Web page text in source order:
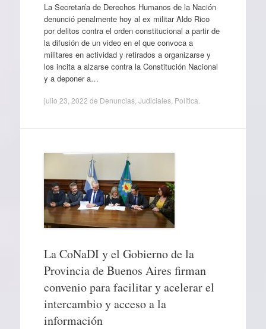
La Secretaría de Derechos Humanos de la Nación
denunció penalmente hoy al ex militar Aldo Rico
por delitos contra el orden constitucional a partir de
la difusión de un video en el que convoca a
militares en actividad y retirados a organizarse y
los incita a alzarse contra la Constitución Nacional
y a deponer a…
julio 23, 2022 de Denuncias, Judiciales, Política
La CoNaDI y el Gobierno de la
Provincia de Buenos Aires firman
convenio para facilitar y acelerar el
intercambio y acceso a la
información